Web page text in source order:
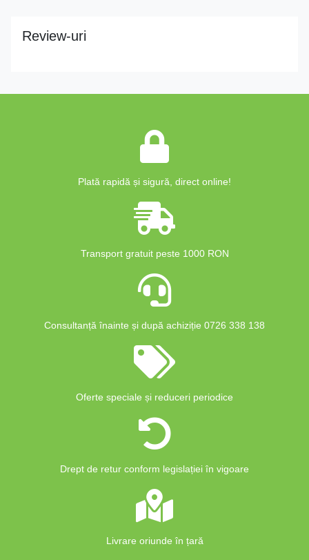
Review-uri
Plată rapidă și sigură, direct online!
Transport gratuit peste 1000 RON
Consultanță înainte și după achiziție 0726 338 138
Oferte speciale și reduceri periodice
Drept de retur conform legislației în vigoare
Livrare oriunde în țară